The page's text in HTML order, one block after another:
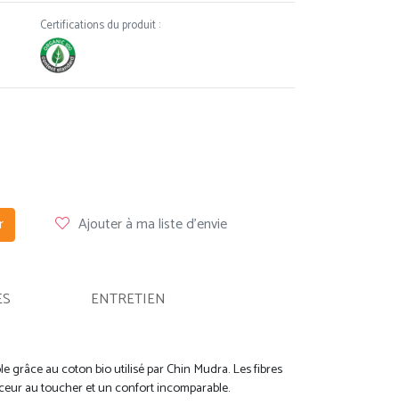
Certifications du produit :
Ajouter à ma liste d'envie
ENTRETIEN
au coton bio utilisé par Chin Mudra. Les fibres
au toucher et un confort incomparable.